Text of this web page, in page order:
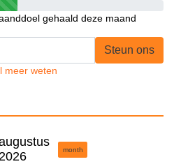
gehaald deze maand
Steun ons
meer weten
2026
month